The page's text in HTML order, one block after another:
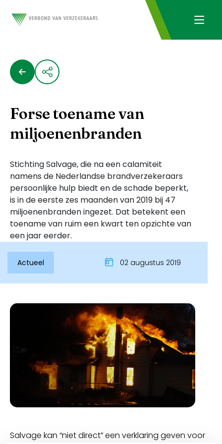
Inloggen
Forse toename van
miljoenenbranden
Stichting Salvage, die na een calamiteit
namens de Nederlandse brandverzekeraars
persoonlijke hulp biedt en de schade beperkt,
is in de eerste zes maanden van 2019 bij 47
miljoenenbranden ingezet. Dat betekent een
toename van ruim een kwart ten opzichte van
een jaar eerder.
Actueel 02 augustus 2019
Salvage kan “niet direct” een verklaring geven voor